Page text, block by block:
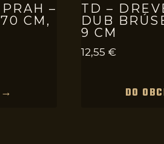
–
CM,
→
TD –
DUB
9 CM
12,55 €
DO